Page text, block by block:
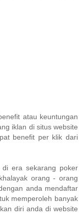
atau keuntungan
iklan di situs website
benefit per klik dari
era sekarang poker
orang - orang
anda mendaftar
memperoleh banyak
diri anda di website